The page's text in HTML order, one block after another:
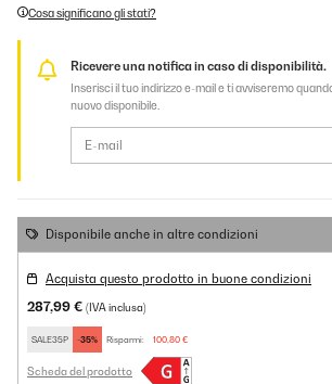
Cosa significano gli stati?
Ricevere una notifica in caso di disponibilità.
Inserisci il tuo indirizzo e-mail e ti avviseremo
nuovo disponibile.
Disponibile anche in altre condizioni
Acquista questo prodotto in buone condizioni
287,99 € (IVA inclusa)
SALE35P -35% Risparmi: 100,80 €
Scheda del prodotto